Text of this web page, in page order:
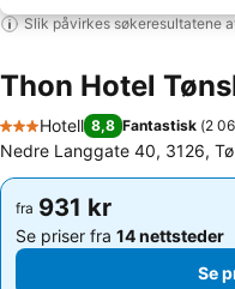
Slik påvirkes søkeresultatene
Thon Hotel
3 Stjerner
Hotell 8,8 Fantastisk (2
Nedre Langgate 40, 3126,
fra 931 kr
Se priser fra 14 nettsteder
fra 931 kr
Se priser fra 14 nettsteder
Se